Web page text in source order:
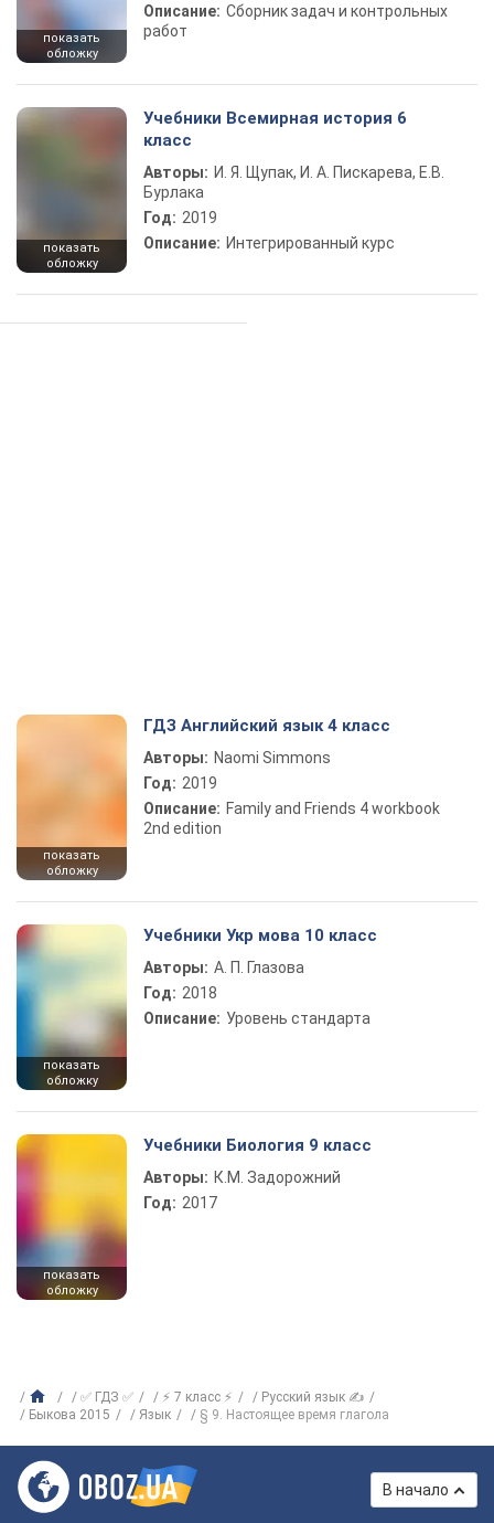
показать
обложку
Описание: Сборник задач и контрольных
работ
показать
обложку
Учебники Всемирная история 6
класс
Авторы: И. Я. Щупак, И. А. Пискарева, Е.В.
Бурлака
Год: 2019
Описание: Интегрированный курс
показать
обложку
ГДЗ Английский язык 4 класс
Авторы: Naomi Simmons
Год: 2019
Описание: Family and Friends 4 workbook
2nd edition
показать
обложку
Учебники Укр мова 10 класс
Авторы: А. П. Глазова
Год: 2018
Описание: Уровень стандарта
показать
обложку
Учебники Биология 9 класс
Авторы: К.М. Задорожний
Год: 2017
✅ ГДЗ ✅ ⚡ 7 класс ⚡
Русский язык ✍
Быкова 2015
Язык § 9. Настоящее время глагола
В начало